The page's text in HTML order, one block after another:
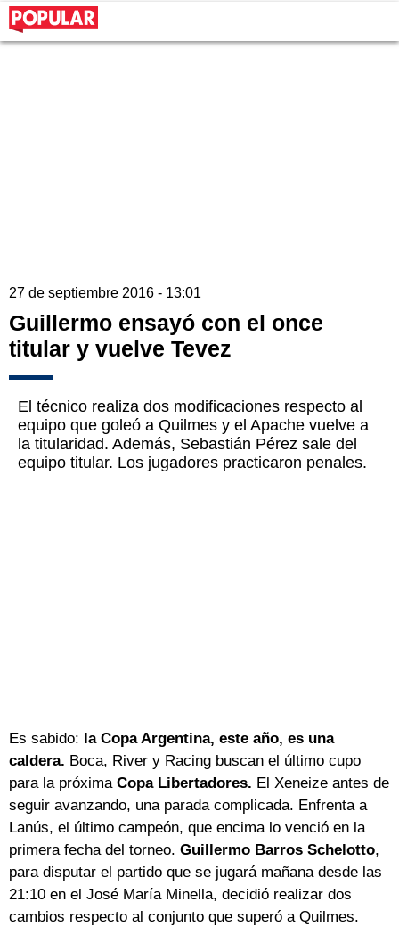
27 de septiembre 2016 - 13:01
Guillermo ensayó con el once
titular y vuelve Tevez
El técnico realiza dos modificaciones respecto al
equipo que goleó a Quilmes y el Apache vuelve a
la titularidad. Además, Sebastián Pérez sale del
equipo titular. Los jugadores practicaron penales.
Es sabido: la Copa Argentina, este año, es una
caldera. Boca, River y Racing buscan el último cupo
para la próxima Copa Libertadores. El Xeneize antes de
seguir avanzando, una parada complicada. Enfrenta a
Lanús, el último campeón, que encima lo venció en la
primera fecha del torneo. Guillermo Barros Schelotto,
para disputar el partido que se jugará mañana desde las
21:10 en el José María Minella, decidió realizar dos
cambios respecto al conjunto que superó a Quilmes.